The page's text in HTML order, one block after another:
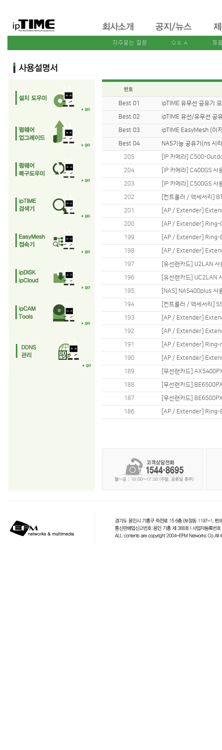
Best 01 ipTIME 유무선 공유기
Best 02 ipTIME 유선/유무선 공
Best 03 ipTIME EasyMesh (이
Best 04 NAS기능 공유기(ns 시
205 [IP 카메라] C500-
204 [IP 카메라] C400GS 사
203 [IP 카메라] C500GS 사
202 [컨트롤러 / 액세서리]
201 [AP / Extender]
200 [AP / Extender] Ring-
199 [AP / Extender] Ring-
198 [AP / Extender]
197 [유선랜카드] U2LAN 사
196 [유선랜카드] UC2LAN
195 [NAS] NAS400plus 사
194 [컨트롤러 / 액세서리]
193 [AP / Extender]
192 [AP / Extender]
191 [AP / Extender] Ring-
190 [AP / Extender]
189 [무선랜카드]
188 [무선랜카드]
187 [무선랜카드]
186 [AP / Extender] Ring-